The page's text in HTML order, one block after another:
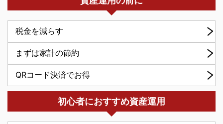
税金を減らす
まずは家計の節約
QRコード決済でお得
初心者におすすめ資産運用